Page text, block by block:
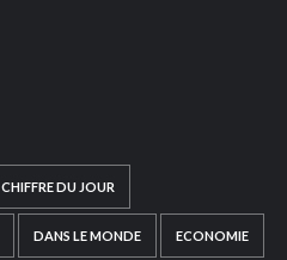
CHIFFRE DU JOUR
DANS LE MONDE ECONOMIE